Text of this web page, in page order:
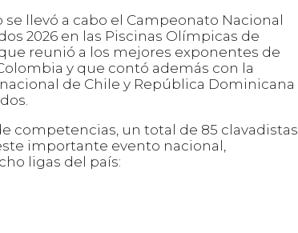
se llevó a cabo el Campeonato Nacional
2026 en las Piscinas Olímpicas de
reunió a los mejores exponentes de
y que contó además con la
de Chile y República Dominicana
competencias, un total de 85 clavadistas
importante evento nacional,
ligas del país: